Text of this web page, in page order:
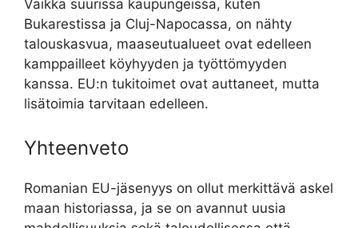
Vaikka suurissa kaupungeissa, kuten
Bukarestissa ja Cluj-Napocassa, on nähty
talouskasvua, maaseutualueet ovat edelleen
kamppailleet köyhyyden ja työttömyyden
kanssa. EU:n tukitoimet ovat auttaneet, mutta
lisätoimia tarvitaan edelleen.
Yhteenveto
Romanian EU-jäsenyys on ollut merkittävä askel
maan historiassa, ja se on avannut uusia